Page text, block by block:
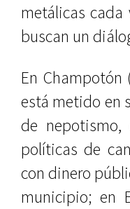
metálicas cada
buscan un
En Champotón
está metido en
de nepotismo,
políticas de
con dinero
municipio; en